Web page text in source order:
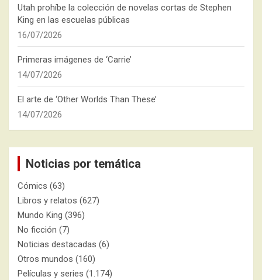
Utah prohíbe la colección de novelas cortas de Stephen
King en las escuelas públicas
16/07/2026
Primeras imágenes de ‘Carrie’
14/07/2026
El arte de ‘Other Worlds Than These’
14/07/2026
Noticias por temática
Cómics (63)
Libros y relatos (627)
Mundo King (396)
No ficción (7)
Noticias destacadas (6)
Otros mundos (160)
Películas y series (1.174)